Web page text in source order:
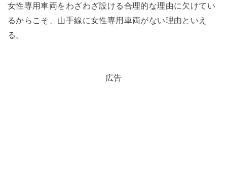
女性専用車両をわざわざ設ける合理的な理由に欠けてい
るからこそ、山手線に女性専用車両がない理由といえ
る。
広告